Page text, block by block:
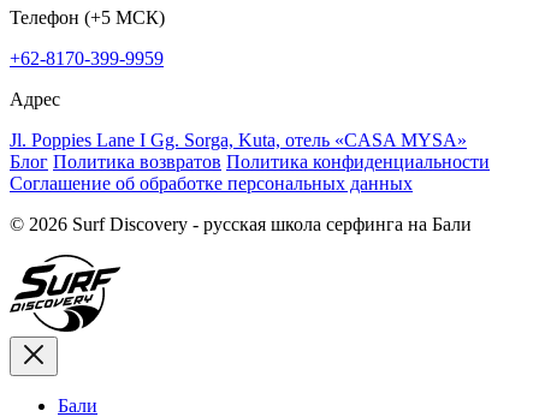
Телефон (+5 МСК)
+62-8170-399-9959
Адрес
Jl. Poppies Lane I Gg. Sorga, Kuta, отель «CASA MYSA»
Блог Политика возвратов Политика конфиденциальности
Соглашение об обработке персональных данных
© 2026 Surf Discovery - русская школа серфинга на Бали
Бали